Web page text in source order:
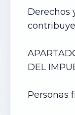
Derechos
DEL
Personas